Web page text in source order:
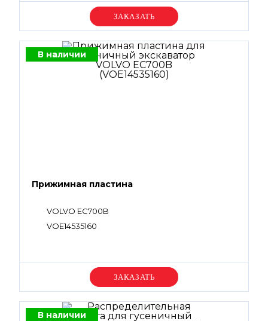
Уточняйте цену
В наличии
Прижимная пластина
VOLVO EC700B
VOE14535160
Уточняйте цену
В наличии